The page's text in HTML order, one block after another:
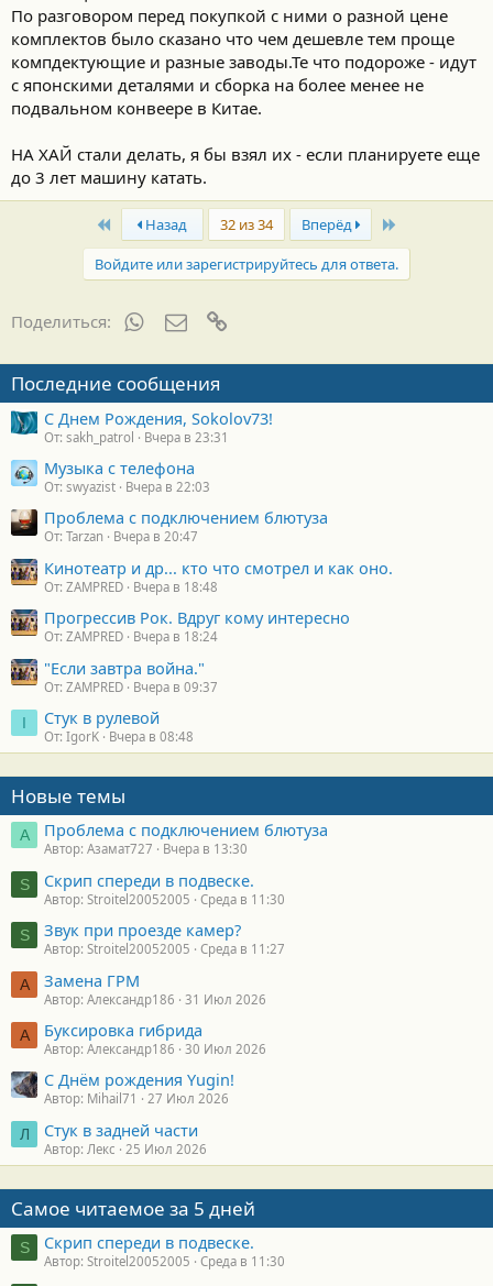
По разговором перед покупкой с ними о разной цене
комплектов было сказано что чем дешевле тем проще
компдектующие и разные заводы.Те что подороже - идут
с японскими деталями и сборка на более менее не
подвальном конвеере в Китае.
НА ХАЙ стали делать, я бы взял их - если планируете еще
до 3 лет машину катать.
First Назад 32 из 34 Вперёд
Войдите или зарегистрируйтесь для ответа.
Поделиться: WhatsAppЭлектронная почта
Последние сообщения
С Днем Рождения, Sokolov73!
От: sakh_patrol Вчера в 23:31
Музыка с телефона
От: swyazist Вчера в 22:03
Проблема с подключением блютуза
От: Tarzan Вчера в 20:47
Кинотеатр и др... кто что смотрел и как оно.
От: ZAMPRED Вчера в 18:48
Прогрессив Рок. Вдруг кому интересно
От: ZAMPRED Вчера в 18:24
"Если завтра война."
От: ZAMPRED Вчера в 09:37
I Стук в рулевой
От: IgorK Вчера в 08:48
Новые темы
А Проблема с подключением блютуза
Автор: Азамат727 Вчера в 13:30
S Скрип спереди в подвеске.
Автор: Stroitel20052005 Среда в 11:30
S Звук при проезде камер?
Автор: Stroitel20052005 Среда в 11:27
А Замена ГРМ
Автор: Александр186 31 Июл 2026
А Буксировка гибрида
Автор: Александр186 30 Июл 2026
С Днём рождения Yugin!
Автор: Mihail71 27 Июл 2026
Л Стук в задней части
Автор: Лекс 25 Июл 2026
Самое читаемое за 5 дней
S Скрип спереди в подвеске.
Автор: Stroitel20052005 Среда в 11:30